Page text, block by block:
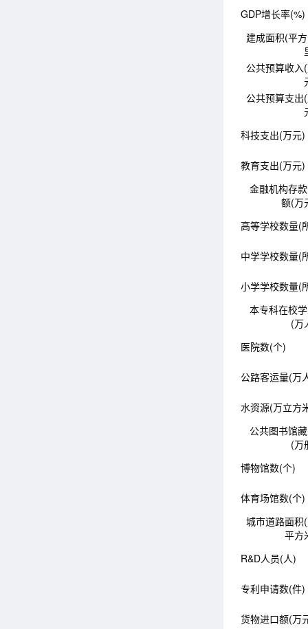
GDP增长率(%)
建成面积(平
公共预算收入
公共预算支出
科技支出(万元)
教育支出(万元)
金融机构存
额(万
高等学校数量(
中学学校数量(
小学学校数量(
本专科在校
(万
医院数(个)
公路客运量(万
水资源(万立方
公共图书馆
(万
博物馆数(个)
体育场馆数(个)
城市道路面积
平方
R&D人员(人)
专利申请数(件)
货物进口额(万